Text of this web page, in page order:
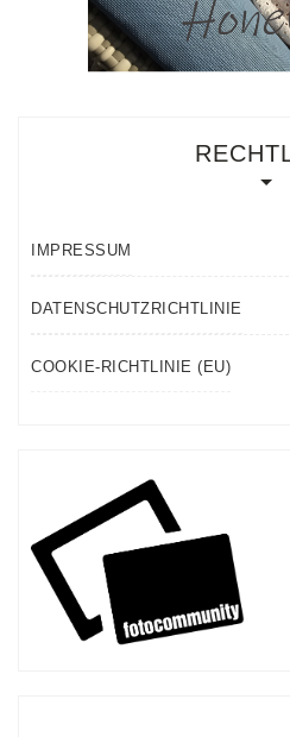
IMPRESSUM
DATENSCHUTZRICHTLINIE
COOKIE-RICHTLINIE (EU)